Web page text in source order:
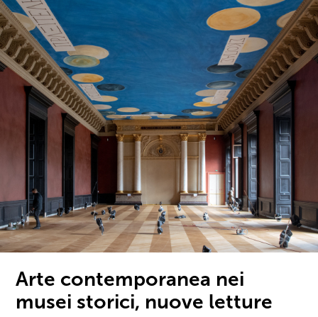
Arte contemporanea nei
musei storici, nuove letture